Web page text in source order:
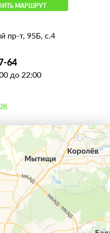
МАРШРУТ
пр-т, 95Б, с.4
64
до 22:00